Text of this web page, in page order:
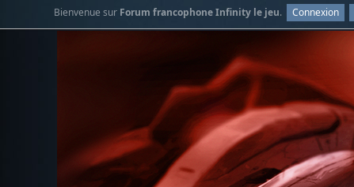
Bienvenue sur Forum francophone Infinity le jeu. Connexion